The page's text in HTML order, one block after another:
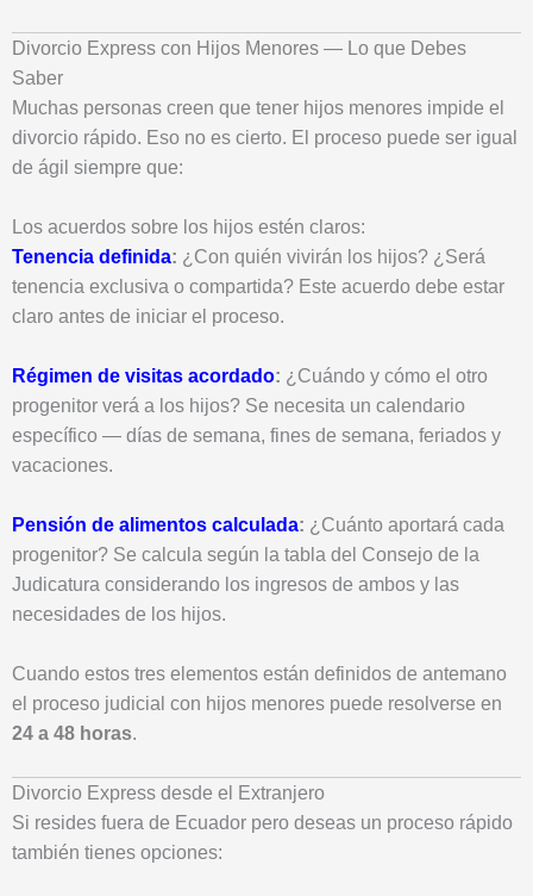
Divorcio Express con Hijos Menores — Lo que Debes
Saber
Muchas personas creen que tener hijos menores impide el
divorcio rápido. Eso no es cierto. El proceso puede ser igual
de ágil siempre que:
Los acuerdos sobre los hijos estén claros:
Tenencia definida: ¿Con quién vivirán los hijos? ¿Será
tenencia exclusiva o compartida? Este acuerdo debe estar
claro antes de iniciar el proceso.
Régimen de visitas acordado: ¿Cuándo y cómo el otro
progenitor verá a los hijos? Se necesita un calendario
específico — días de semana, fines de semana, feriados y
vacaciones.
Pensión de alimentos calculada: ¿Cuánto aportará cada
progenitor? Se calcula según la tabla del Consejo de la
Judicatura considerando los ingresos de ambos y las
necesidades de los hijos.
Cuando estos tres elementos están definidos de antemano
el proceso judicial con hijos menores puede resolverse en
24 a 48 horas.
Divorcio Express desde el Extranjero
Si resides fuera de Ecuador pero deseas un proceso rápido
también tienes opciones: